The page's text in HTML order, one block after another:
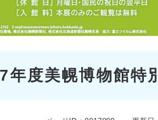
年度美幌博物館特